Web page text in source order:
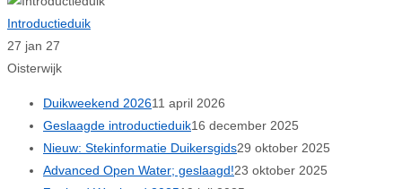
Introductieduik
27 jan 27
Oisterwijk
Duikweekend 202611 april 2026
Geslaagde introductieduik16 december 2025
Nieuw: Stekinformatie Duikersgids29 oktober 2025
Advanced Open Water; geslaagd!23 oktober 2025